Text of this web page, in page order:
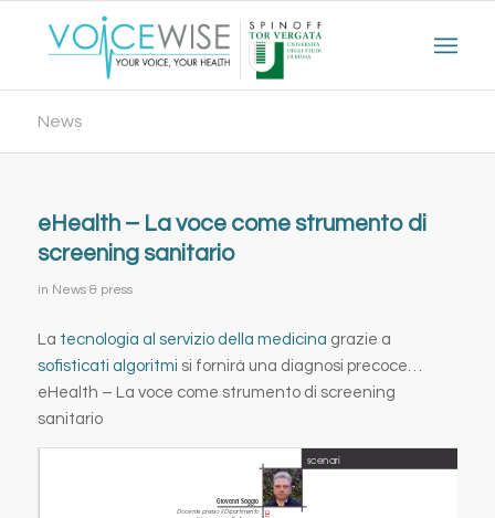
News
eHealth – La voce come strumento di
screening sanitario
in News & press
La tecnologia al servizio della medicina grazie a
sofisticati algoritmi si fornirà una diagnosi precoce…
eHealth – La voce come strumento di screening
sanitario